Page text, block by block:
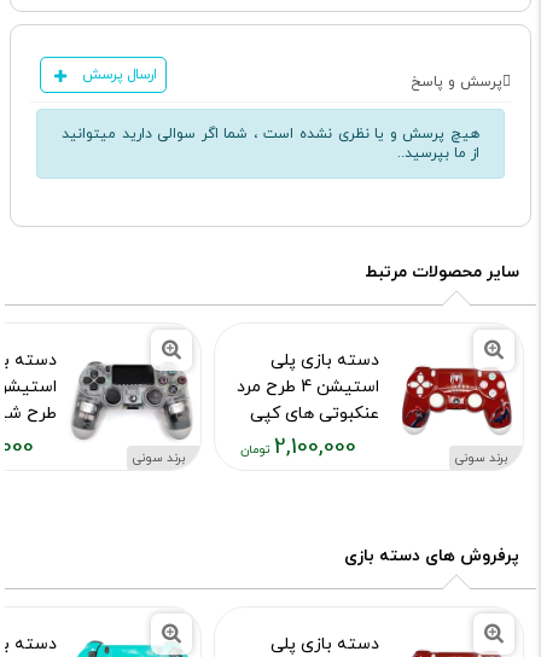
پرسش و پاسخ ارسال پرسش
هیچ پرسش و یا نظری نشده است ، شما اگر سوالی دارید میتوانید
از ما بپرسید..
سایر محصولات مرتبط
برند سونی
دسته بازی پلی
استیشن 4 طرح مرد
عنکبوتی های کپی
کد محصول :10015973
2,100,000
تومان
برند سونی
دسته
طرح
کد محصول
پرفروش های دسته بازی
دسته بازی پلی
دسته